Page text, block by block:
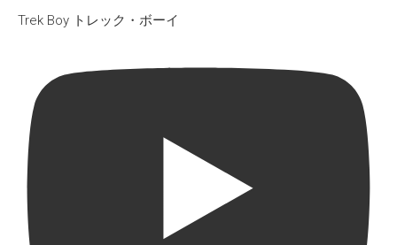
Trek Boy トレック・ボーイ